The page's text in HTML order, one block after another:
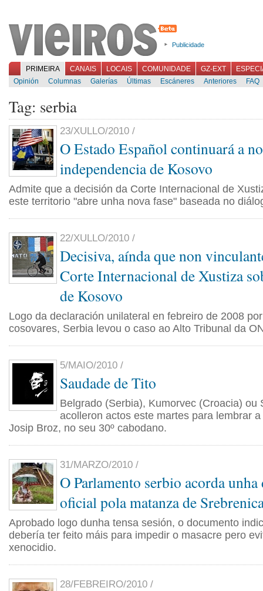
Publicidade
PRIMEIRA CANAIS LOCAIS COMUNIDADE GZ-EXT
Opinión
Columnas Galerías Últimas Escáneres Anteriores FAQ
Tag: serbia
23/XULLO/2010 /
O Estado Español continuará a
independencia de Kosovo
Admite que a decisión da Corte Internacional de
este territorio "abre unha nova fase" baseada no
22/XULLO/2010 /
Decisiva, aínda que non
Corte Internacional de Xustiza
de Kosovo
Logo da declaración unilateral en febreiro de 2008
cosovares, Serbia levou o caso ao Alto Tribunal da
5/MAIO/2010 /
Saudade de Tito
Belgrado (Serbia), Kumorvec (Croacia) ou
acolleron actos este martes para lembrar
Josip Broz, no seu 30º cabodano.
31/MARZO/2010 /
O Parlamento serbio acorda unha
oficial pola matanza de
Aprobado logo dunha tensa sesión, o documento
debería ter feito máis para impedir o masacre pero
xenocidio.
28/FEBREIRO/2010 /